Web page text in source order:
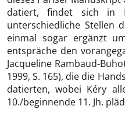
datiert, findet sich in
unterschiedliche Stellen
einmal sogar ergänzt
entspräche den
Jacqueline Rambaud-
1999, S. 165), die die
datierten, wobei Kéry
10./beginnende 11. Jh.